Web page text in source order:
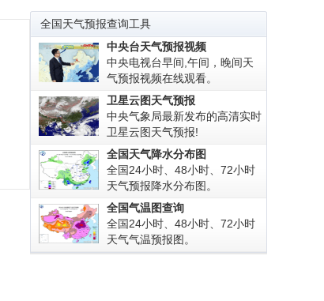
全国天气预报查询工具
中央台天气预报视频
中央电视台早间,午间，晚间天
气预报视频在线观看。
卫星云图天气预报
中央气象局最新发布的高清实时
卫星云图天气预报!
全国天气降水分布图
全国24小时、48小时、72小时
天气预报降水分布图。
全国气温图查询
全国24小时、48小时、72小时
天气气温预报图。